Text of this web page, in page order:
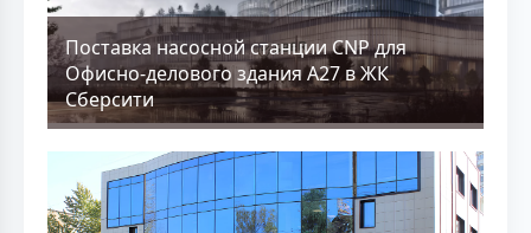
Поставка насосной станции CNP для
Офисно-делового здания А27 в ЖК
Сберсити